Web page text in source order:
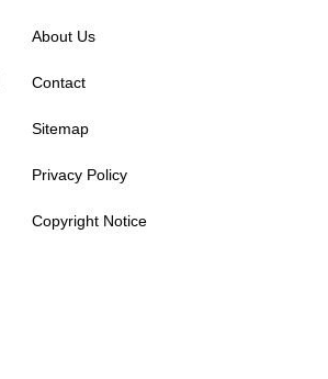
About Us
Contact
Sitemap
Privacy Policy
Copyright Notice